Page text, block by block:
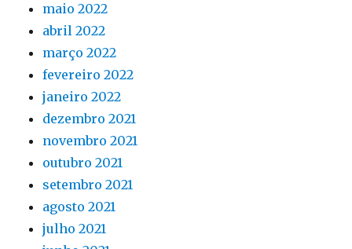
maio 2022
abril 2022
março 2022
fevereiro 2022
janeiro 2022
dezembro 2021
novembro 2021
outubro 2021
setembro 2021
agosto 2021
julho 2021